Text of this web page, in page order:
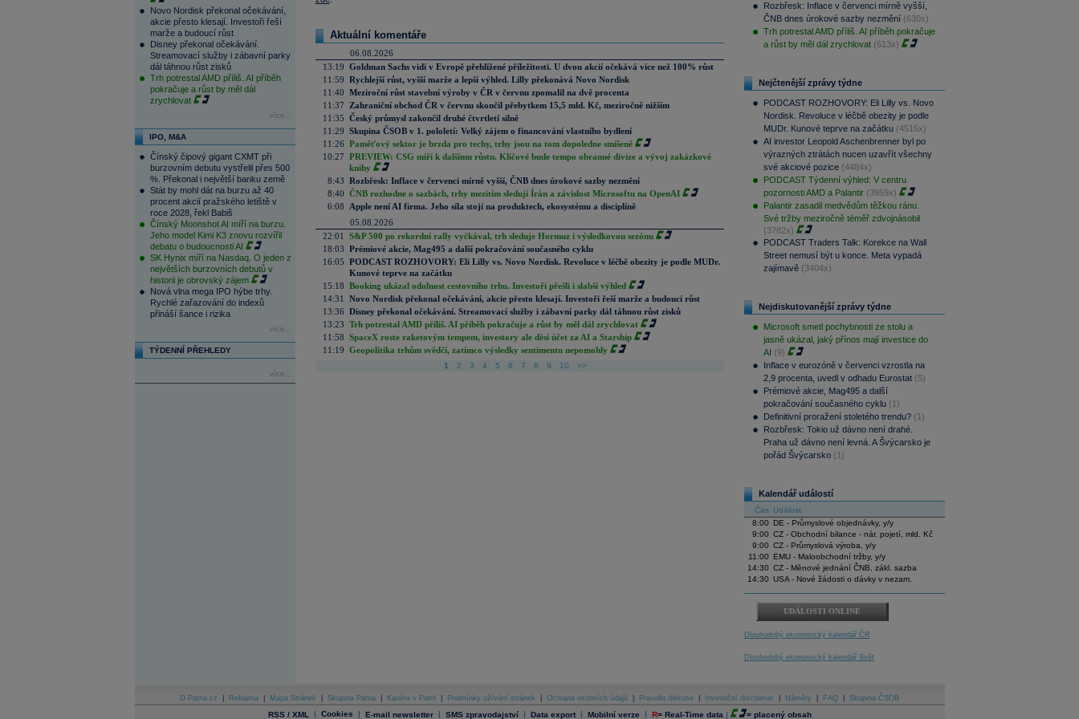
Novo Nordisk překonal očekávání,
akcie přesto klesají. Investoři řeší
marže a budoucí růst
Disney překonal očekávání.
Streamovací služby i zábavní parky
dál táhnou růst zisků
Trh potrestal AMD příliš. AI příběh
pokračuje a růst by měl dál
zrychlovat
více...
IPO, M&A
Čínský čipový gigant CXMT při
burzovním debutu vystřelil přes 500
%. Překonal i největší banku země
Stát by mohl dát na burzu až 40
procent akcií pražského letiště v
roce 2028, řekl Babiš
Čínský Moonshot AI míří na burzu.
Jeho model Kimi K3 znovu rozvířil
debatu o budoucnosti AI
SK Hynix míří na Nasdaq. O jeden z
největších burzovních debutů v
historii je obrovský zájem
Nová vlna mega IPO hýbe trhy.
Rychlé zařazování do indexů
přináší šance i rizika
více...
TÝDENNÍ PŘEHLEDY
více...
Aktuální komentáře
06.08.2026
13:19 Goldman Sachs vidí v Evropě přehlížené příležitosti. U dvou akcií očekává více než 100% růst
11:59 Rychlejší růst, vyšší marže a lepší výhled. Lilly překonává Novo Nordisk
11:40 Meziroční růst stavební výroby v ČR v červnu zpomalil na dvě procenta
11:37
Zahraniční obchod ČR v červnu skončil přebytkem 15,5 mld. Kč, meziročně nižším
11:35 Český průmysl zakončil druhé čtvrtletí silně
11:29 Skupina ČSOB v 1. pololetí: Velký zájem o financování vlastního bydlení
11:26 Paměťový sektor je brzda pro techy, trhy jsou na tom dopoledne smíšeně
10:27 PREVIEW: CSG míří k dalšímu růstu. Klíčové bude tempo obranné divize a vývoj zakázkové
knihy
8:43 Rozbřesk: Inflace v červenci mírně vyšší, ČNB dnes úrokové sazby nezmění
8:40 ČNB rozhodne o sazbách, trhy mezitím sledují Írán a závislost Microsoftu na OpenAI
6:08
Apple není AI firma. Jeho síla stojí na produktech, ekosystému a disciplíně
05.08.2026
22:01
S&P 500 po rekordní rally vyčkával, trh sleduje Hormuz i výsledkovou sezónu
18:03 Prémiové akcie, Mag495 a další pokračování současného cyklu
16:05 PODCAST ROZHOVORY: Eli Lilly vs. Novo Nordisk. Revoluce v léčbě obezity je podle MUDr.
Kunové teprve na začátku
15:18 Booking ukázal odolnost cestovního trhu. Investoři přešli i slabší výhled
14:31
Novo Nordisk překonal očekávání, akcie přesto klesají. Investoři řeší marže a budoucí růst
13:36 Disney překonal očekávání. Streamovací služby i zábavní parky dál táhnou růst zisků
13:23 Trh potrestal AMD příliš. AI příběh pokračuje a růst by měl dál zrychlovat
11:58 SpaceX roste raketovým tempem, investory ale děsí účet za AI a Starship
11:19 Geopolitika trhům svědčí, zatímco výsledky sentimentu nepomohly
1 2 3 4 5 6 7 8 9 10 >>
Rozbřesk: Inflace v červenci mírně vyšší,
ČNB dnes úrokové sazby nezmění (630x)
Trh potrestal AMD příliš. AI příběh pokračuje
a růst by měl dál zrychlovat (613x)
Nejčtenější zprávy týdne
PODCAST ROZHOVORY: Eli Lilly vs. Novo
Nordisk. Revoluce v léčbě obezity je podle
MUDr. Kunové teprve na začátku (4516x)
AI investor Leopold Aschenbrenner byl po
výrazných ztrátách nucen uzavřít všechny
své akciové pozice (4484x)
PODCAST Týdenní výhled: V centru
pozornosti AMD a Palantir (3959x)
Palantir zasadil medvědům těžkou ránu.
Své tržby meziročně téměř zdvojnásobil
(3782x)
PODCAST Traders Talk: Korekce na Wall
Street nemusí být u konce. Meta vypadá
zajímavě (3404x)
Nejdiskutovanější zprávy týdne
Microsoft smetl pochybnosti ze stolu a
jasně ukázal, jaký přínos mají investice do
AI (9)
Inflace v eurozóně v červenci vzrostla na
2,9 procenta, uvedl v odhadu Eurostat (5)
Prémiové akcie, Mag495 a další
pokračování současného cyklu (1)
Definitivní proražení stoletého trendu? (1)
Rozbřesk: Tokio už dávno není drahé.
Praha už dávno není levná. A Švýcarsko je
pořád Švýcarsko (1)
Kalendář událostí
Čas Událost
8:00
DE - Průmyslové objednávky, y/y
9:00 CZ - Obchodní bilance - nár. pojetí, mld. Kč
9:00 CZ - Průmyslová výroba, y/y
11:00
EMU - Maloobchodní tržby, y/y
14:30 CZ - Měnové jednání ČNB, zákl. sazba
14:30 USA - Nové žádosti o dávky v nezam.
UDÁLOSTI ONLINE
Dlouhodobý ekonomický kalendář ČR
Dlouhodobý ekonomický kalendář Svět
O Patria.cz Reklama Mapa Stránek Skupina Patria Kariéra v Patrii Podmínky užívání stránek Ochrana osobních údajů Pravidla diskuse Investiční disclaimer Náměty FAQ Skupina ČSOB
RSS / XML | Cookies | E-mail newsletter | SMS zpravodajství | Data export | Mobilní verze | R= Real-Time data | = placený obsah